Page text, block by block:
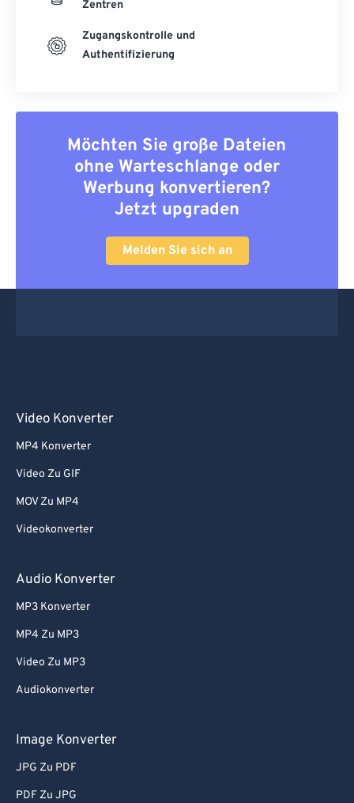
Zentren
Zugangskontrolle und
Authentifizierung
Möchten Sie große Dateien
ohne Warteschlange oder
Werbung konvertieren?
Jetzt upgraden
Melden Sie sich an
Video Konverter
MP4 Konverter
Video Zu GIF
MOV Zu MP4
Videokonverter
Audio Konverter
MP3 Konverter
MP4 Zu MP3
Video Zu MP3
Audiokonverter
Image Konverter
JPG Zu PDF
PDF Zu JPG